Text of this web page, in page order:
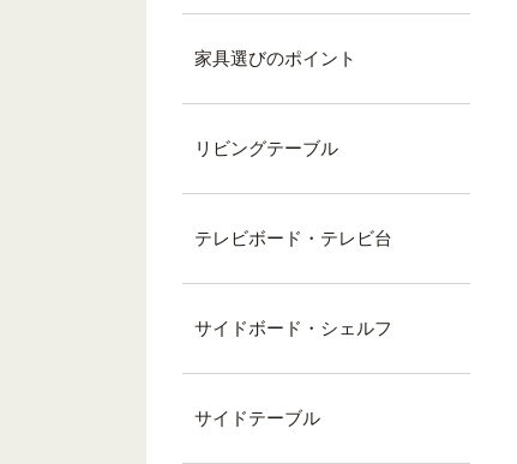
家具選びのポイント
リビングテーブル
テレビボード・テレビ台
サイドボード・シェルフ
サイドテーブル